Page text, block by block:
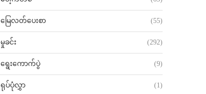
မြေလတ်ပေးစာ (55)
မှုခင်း (292)
ရွေးကောက်ပွဲ (9)
ရုပ်ပုံလွှာ (1)